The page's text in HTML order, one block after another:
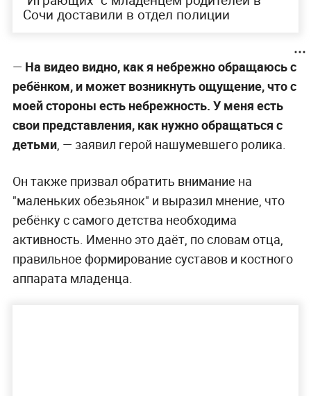
Сочи доставили в отдел полиции
— На видео видно, как я небрежно обращаюсь с
ребёнком, и может возникнуть ощущение, что с
моей стороны есть небрежность. У меня есть
свои представления, как нужно обращаться с
детьми, — заявил герой нашумевшего ролика.
Он также призвал обратить внимание на
"маленьких обезьянок" и выразил мнение, что
ребёнку с самого детства необходима
активность. Именно это даёт, по словам отца,
правильное формирование суставов и костного
аппарата младенца.